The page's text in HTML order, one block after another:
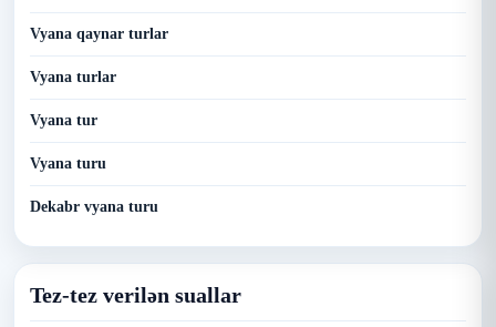
Vyana qaynar turlar
Vyana turlar
Vyana tur
Vyana turu
Dekabr vyana turu
Tez-tez verilən suallar